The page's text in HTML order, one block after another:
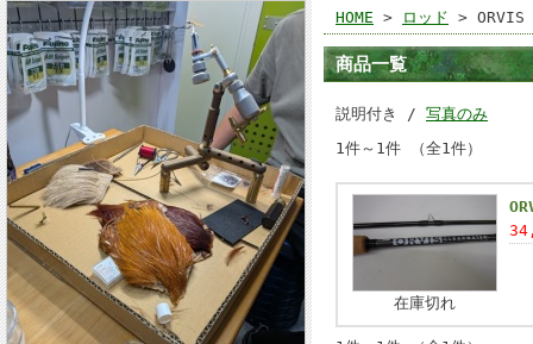
HOME > ロッド > ORVIS
商品一覧
説明付き / 写真のみ
1件～1件 （全1件）
在庫切れ